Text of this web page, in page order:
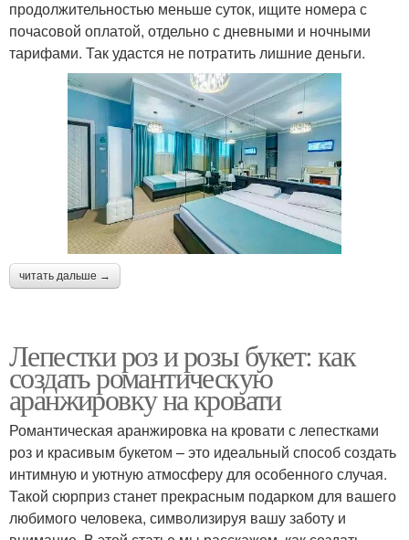
продолжительностью меньше суток, ищите номера с
почасовой оплатой, отдельно с дневными и ночными
тарифами. Так удастся не потратить лишние деньги.
читать дальше →
Лепестки роз и розы букет: как
создать романтическую
аранжировку на кровати
Романтическая аранжировка на кровати с лепестками
роз и красивым букетом – это идеальный способ создать
интимную и уютную атмосферу для особенного случая.
Такой сюрприз станет прекрасным подарком для вашего
любимого человека, символизируя вашу заботу и